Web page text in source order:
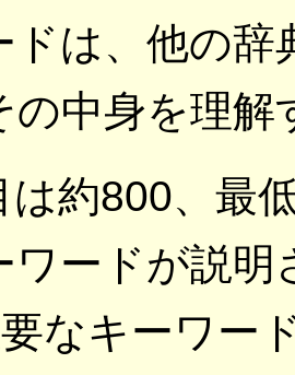
ドは、他の
の中身を理
は約800、最
ワードが説明
なキーワー